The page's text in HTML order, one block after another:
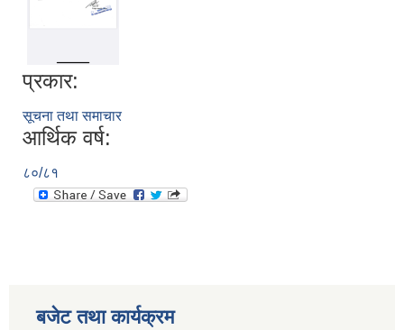
प्रकार:
सूचना तथा समाचार
आर्थिक वर्ष:
८०/८१
बजेट तथा कार्यक्रम